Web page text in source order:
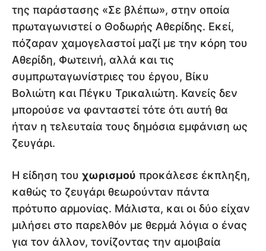
της παράστασης «Σε βλέπω», στην οποία
πρωταγωνιστεί ο Θοδωρής Αθερίδης. Εκεί,
πόζαραν χαμογελαστοί μαζί με την κόρη του
Αθερίδη, Φωτεινή, αλλά και τις
συμπρωταγωνίστριες του έργου, Βίκυ
Βολιώτη και Πέγκυ Τρικαλιώτη. Κανείς δεν
μπορούσε να φανταστεί τότε ότι αυτή θα
ήταν η τελευταία τους δημόσια εμφάνιση ως
ζευγάρι.
Η είδηση του χωρισμού προκάλεσε έκπληξη,
καθώς το ζευγάρι θεωρούνταν πάντα
πρότυπο αρμονίας. Μάλιστα, και οι δύο είχαν
μιλήσει στο παρελθόν με θερμά λόγια ο ένας
για τον άλλον, τονίζοντας την αμοιβαία